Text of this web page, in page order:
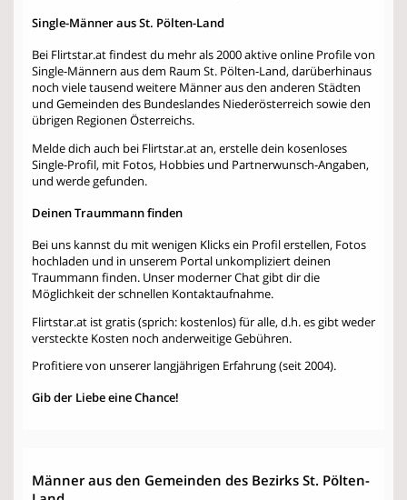
Single-Männer aus St. Pölten-Land
Bei Flirtstar.at findest du mehr als 2000 aktive online Profile von
Single-Männern aus dem Raum St. Pölten-Land, darüberhinaus
noch viele tausend weitere Männer aus den anderen Städten
und Gemeinden des Bundeslandes Niederösterreich sowie den
übrigen Regionen Österreichs.
Melde dich auch bei Flirtstar.at an, erstelle dein kosenloses
Single-Profil, mit Fotos, Hobbies und Partnerwunsch-Angaben,
und werde gefunden.
Deinen Traummann finden
Bei uns kannst du mit wenigen Klicks ein Profil erstellen, Fotos
hochladen und in unserem Portal unkompliziert deinen
Traummann finden. Unser moderner Chat gibt dir die
Möglichkeit der schnellen Kontaktaufnahme.
Flirtstar.at ist gratis (sprich: kostenlos) für alle, d.h. es gibt weder
versteckte Kosten noch anderweitige Gebühren.
Profitiere von unserer langjährigen Erfahrung (seit 2004).
Gib der Liebe eine Chance!
Männer aus den Gemeinden des Bezirks St. Pölten-